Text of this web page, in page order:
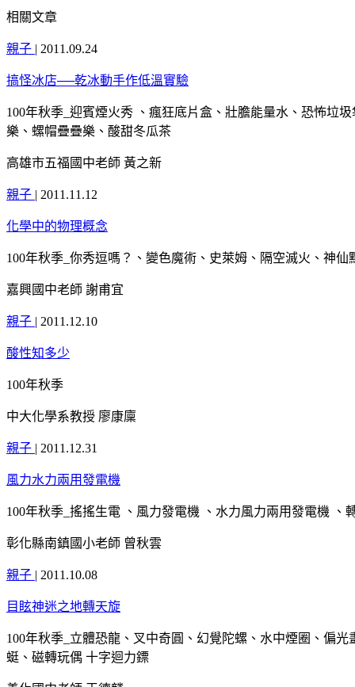
相關文章
親子 | 2011.09.24
搞怪冰店──乾冰動手作低溫實驗
100年秋季_迎賓煙火秀 、瘋狂底片盒、壯膽能量水、恐怖垃
樂、螺帽疊疊樂、酸甜冬瓜茶
高雄市五福國中老師 黃之新
親子 | 2011.11.12
化學中的物理概念
100年秋季_你秀逗嗎？、變色魔術、史萊姆、隔空滅火、神仙
嘉興國中老師 謝甫宜
親子 | 2011.12.10
酸性知多少
100年秋季
中大化學系教授 廖康廩
親子 | 2011.12.31
風力水力兩用發電機
100年秋季_搖搖生電 、風力發電機 、水力風力兩用發電機 、
彰化縣南鎮國小老師 曾秋雲
親子 | 2011.10.08
目眩神迷之地轉天旋
100年秋季_立體恐龍、叉中奇圓、幻覺陀螺、水中煙圈、偏
蜓、磁轉玩偶 十字迴力鏢